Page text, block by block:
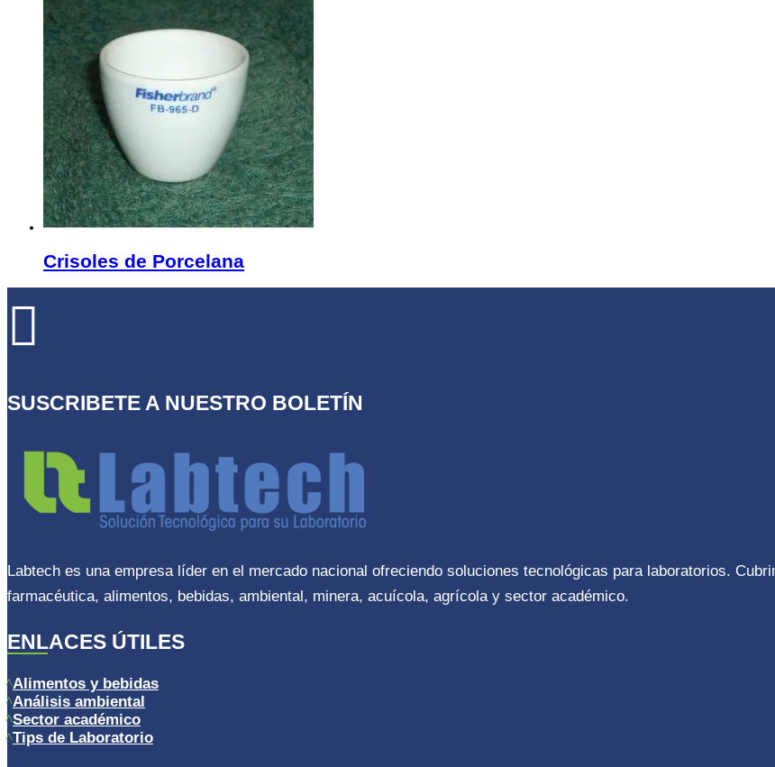
Crisoles de Porcelana

SUSCRIBETE A NUESTRO BOLETÍN
Labtech es una empresa líder en el mercado nacional ofreciendo soluciones tecnológicas para laboratorios.
farmacéutica, alimentos, bebidas, ambiental, minera, acuícola, agrícola y sector académico.
ENLACES ÚTILES
Alimentos y bebidas
Análisis ambiental
Sector académico
Tips de Laboratorio